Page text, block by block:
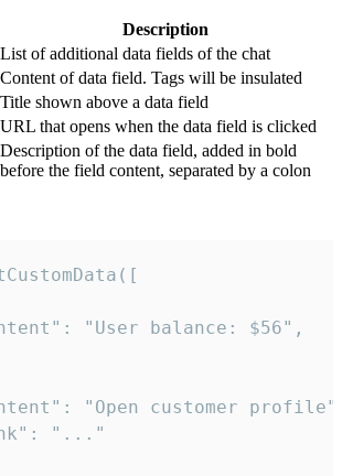
Description
List of additional data fields of the chat
Content of data field. Tags will be insulated
Title shown above a data field
URL that opens when the data field is clicked
Description of the data field, added in bold
before the field content, separated by a colon
"User balance: $56",
"Open customer
"..."